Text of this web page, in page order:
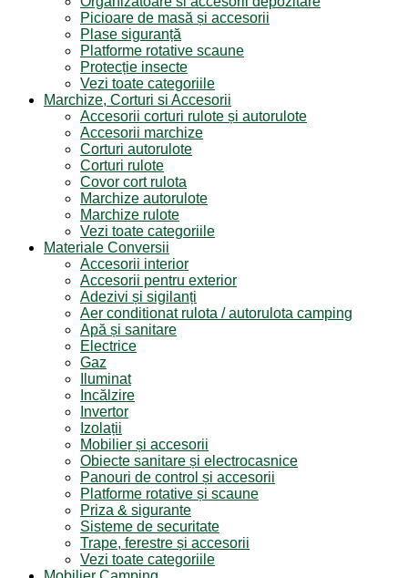
Picioare de masă și accesorii
Plase siguranță
Platforme rotative scaune
Protecție insecte
Vezi toate categoriile
Marchize, Corturi si Accesorii
Accesorii corturi rulote și autorulote
Accesorii marchize
Corturi autorulote
Corturi rulote
Covor cort rulota
Marchize autorulote
Marchize rulote
Vezi toate categoriile
Materiale Conversii
Accesorii interior
Accesorii pentru exterior
Adezivi și sigilanți
Aer conditionat rulota / autorulota camping
Apă și sanitare
Electrice
Gaz
Iluminat
Incălzire
Invertor
Izolații
Mobilier și accesorii
Obiecte sanitare și electrocasnice
Panouri de control și accesorii
Platforme rotative și scaune
Priza & sigurante
Sisteme de securitate
Trape, ferestre și accesorii
Vezi toate categoriile